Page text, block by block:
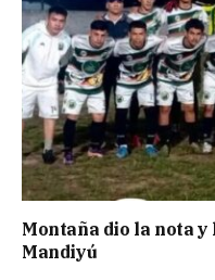
Montaña dio la nota
Mandiyú